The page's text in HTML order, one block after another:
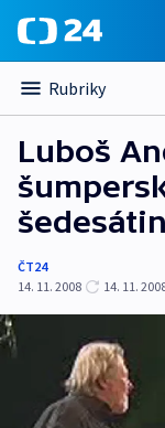
Rubriky
Luboš
ČT24
14. 11. 2008
14. 11.